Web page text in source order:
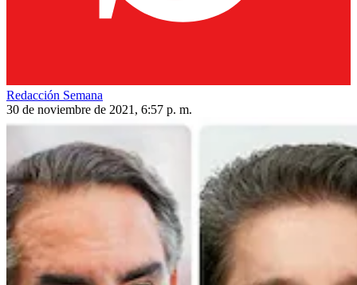
Redacción Semana
30 de noviembre de 2021, 6:57 p. m.